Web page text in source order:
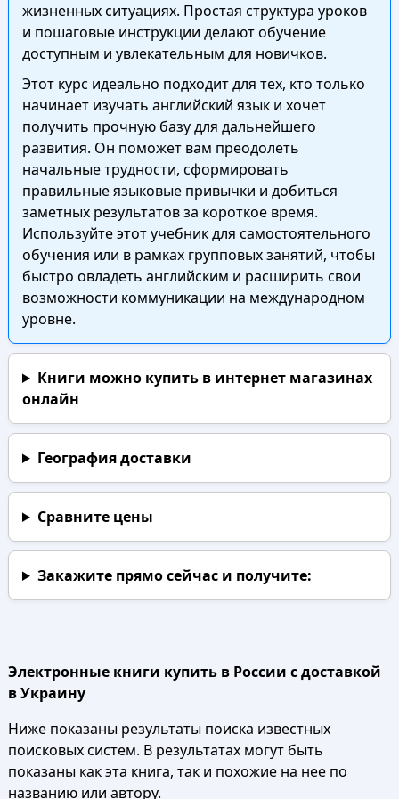
жизненных ситуациях. Простая структура уроков
и пошаговые инструкции делают обучение
доступным и увлекательным для новичков.
Этот курс идеально подходит для тех, кто только
начинает изучать английский язык и хочет
получить прочную базу для дальнейшего
развития. Он поможет вам преодолеть
начальные трудности, сформировать
правильные языковые привычки и добиться
заметных результатов за короткое время.
Используйте этот учебник для самостоятельного
обучения или в рамках групповых занятий, чтобы
быстро овладеть английским и расширить свои
возможности коммуникации на международном
уровне.
Книги можно купить в интернет магазинах
онлайн
География доставки
Сравните цены
Закажите прямо сейчаси получите:
Электронные книги купить в России с доставкой
в Украину
Ниже показаны результаты поиска известных
поисковых систем. В результатах могут быть
показаны как эта книга, так и похожие на нее по
названию или автору.